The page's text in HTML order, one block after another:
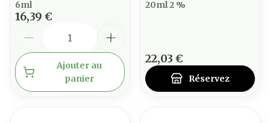
6ml
16,39 €
Ajouter au
panier
20ml 2 %
22,03 €
Réservez